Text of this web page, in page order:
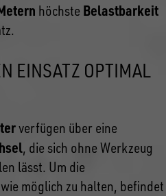
höchste Belastbarkeit
EINSATZ OPTIMAL
verfügen über eine
, die sich ohne Werkzeug
lässt. Um die
möglich zu halten, befindet